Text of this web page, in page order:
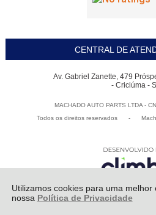
Utilizamos cookies para uma melhor
nossa Política de Privacidade
CENTRAL DE
Av. Gabriel Zanette, 479
- Criciúma -
MACHADO AUTO PARTS LTDA -
Todos os direitos reservados
-